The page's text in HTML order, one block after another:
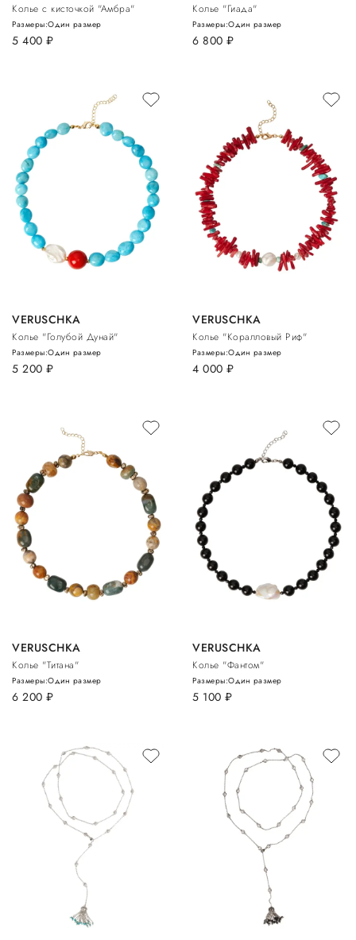
Колье с кисточкой "Амбра"
5 400 руб.
Размеры:Один размер
Колье "Гиада"
6 800 руб.
Размеры:Один размер
VERUSCHKA
Колье "Голубой Дунай"
5 200 руб.
Размеры:Один размер
VERUSCHKA
Колье "Коралловый Риф"
4 000 руб.
Размеры:Один размер
VERUSCHKA
Колье "Титана"
6 200 руб.
Размеры:Один размер
VERUSCHKA
Колье "Фантом"
5 100 руб.
Размеры:Один размер